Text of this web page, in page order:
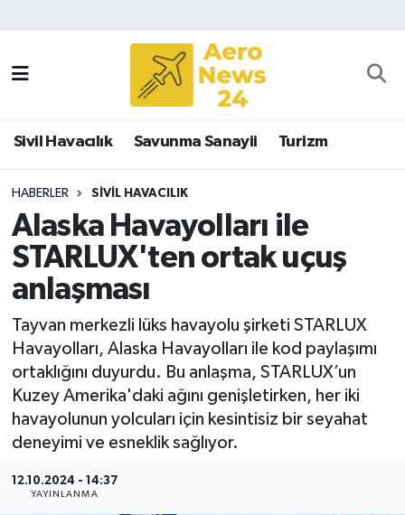
Sivil Havacılık Savunma Sanayii Turizm
HABERLER SIVIL HAVACILIK
Alaska Havayolları ile
STARLUX'ten ortak uçuş
anlaşması
Tayvan merkezli lüks havayolu şirketi STARLUX
Havayolları, Alaska Havayolları ile kod paylaşımı
ortaklığını duyurdu. Bu anlaşma, STARLUX’un
Kuzey Amerika'daki ağını genişletirken, her iki
havayolunun yolcuları için kesintisiz bir seyahat
deneyimi ve esneklik sağlıyor.
12.10.2024 - 14:37
YAYINLANMA